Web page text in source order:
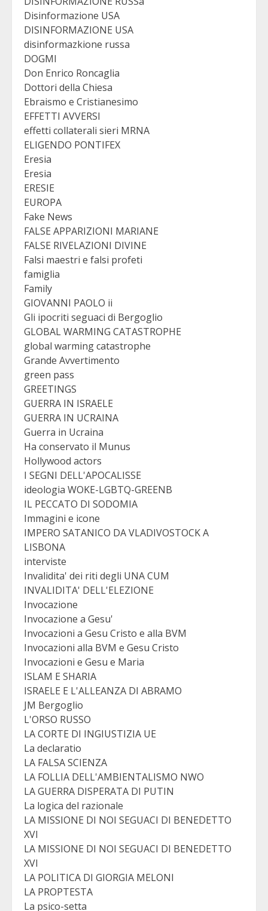
Disinformazione USA
DISINFORMAZIONE USA
disinformazkione russa
DOGMI
Don Enrico Roncaglia
Dottori della Chiesa
Ebraismo e Cristianesimo
EFFETTI AVVERSI
effetti collaterali sieri MRNA
ELIGENDO PONTIFEX
Eresia
Eresia
ERESIE
EUROPA
Fake News
FALSE APPARIZIONI MARIANE
FALSE RIVELAZIONI DIVINE
Falsi maestri e falsi profeti
famiglia
Family
GIOVANNI PAOLO ii
Gli ipocriti seguaci di Bergoglio
GLOBAL WARMING CATASTROPHE
global warming catastrophe
Grande Avvertimento
green pass
GREETINGS
GUERRA IN ISRAELE
GUERRA IN UCRAINA
Guerra in Ucraina
Ha conservato il Munus
Hollywood actors
I SEGNI DELL'APOCALISSE
ideologia WOKE-LGBTQ-GREENB
IL PECCATO DI SODOMIA
Immagini e icone
IMPERO SATANICO DA VLADIVOSTOCK A
LISBONA
interviste
Invalidita' dei riti degli UNA CUM
INVALIDITA' DELL'ELEZIONE
Invocazione
Invocazione a Gesu'
Invocazioni a Gesu Cristo e alla BVM
Invocazioni alla BVM e Gesu Cristo
Invocazioni e Gesu e Maria
ISLAM E SHARIA
ISRAELE E L'ALLEANZA DI ABRAMO
JM Bergoglio
L'ORSO RUSSO
LA CORTE DI INGIUSTIZIA UE
La declaratio
LA FALSA SCIENZA
LA FOLLIA DELL'AMBIENTALISMO NWO
LA GUERRA DISPERATA DI PUTIN
La logica del razionale
LA MISSIONE DI NOI SEGUACI DI BENEDETTO
XVI
LA MISSIONE DI NOI SEGUACI DI BENEDETTO
XVI
LA POLITICA DI GIORGIA MELONI
LA PROPTESTA
La psico-setta